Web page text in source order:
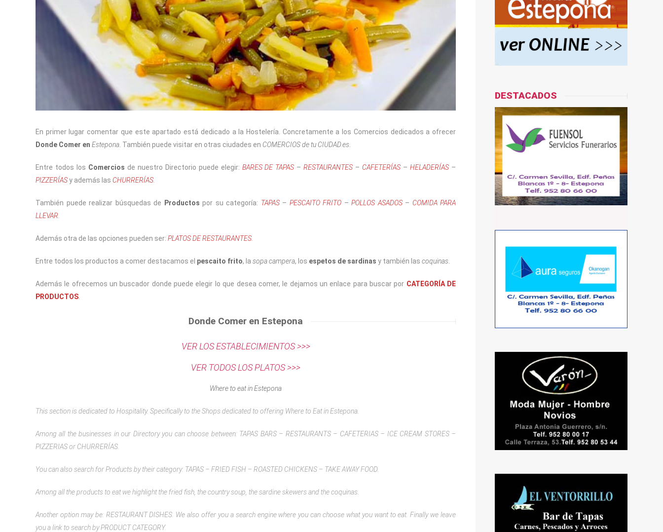
En primer lugar comentar que este apartado está dedicado a la Hostelería. Concretamente a los Comercios dedicados a ofrecer
Donde Comer en Estepona . También puede visitar en otras ciudades en COMERCIOS de tu CIUDAD.es
Entre todos los Comercios de nuestro Directorio puede elegir: BARES DE TAPAS –RESTAURANTES – CAFETERÍAS –HELADERÍAS –
PIZZERÍASy además las CHURRERÍAS.
También puede realizar búsquedas de Productos por su categoría: TAPAS– PESCAITO FRITO – POLLOS ASADOS– COMIDA PARA
LLEVAR.
Además otra de las opciones pueden ser: PLATOS DE RESTAURANTES.
Entre todos los productos a comer destacamos el pescaito frito, la sopa campera, los espetos de sardinas y también las coquinas
Además le ofrecemos un buscador donde puede elegir lo que desea comer, le dejamos un enlace para buscar por CATEGORÍA DE
PRODUCTOS
Donde Comer en Estepona
VER LOS ESTABLECIMIENTOS >>>
VER TODOS LOS PLATOS >>>
Where to eat in Estepona
This section is dedicated to Hospitality. Specifically to the Shops dedicated to offering Where to Eat in Estepona.
Among all the businesses in our Directory you can choose between: TAPAS BARS – RESTAURANTS – CAFETERIAS – ICE CREAM STORES –
PIZZERIAS or CHURRERÍAS.
You can also search for Products by their category: TAPAS – FRIED FISH – ROASTED CHICKENS – TAKE AWAY FOOD.
Among all the products to eat we highlight the fried fish, the country soup, the sardine skewers and the coquinas.
Another option may be: RESTAURANT DISHES. We also offer you a search engine where you can choose what you want to eat. Finally we leave
you a link to search by PRODUCT CATEGORY.
DESTACADOS